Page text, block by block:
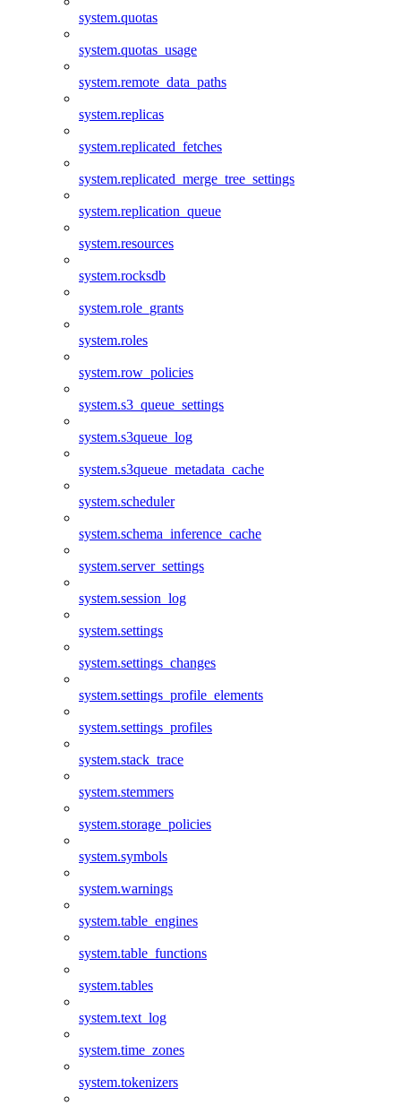
system.quotas
system.quotas_usage
system.remote_data_paths
system.replicas
system.replicated_fetches
system.replicated_merge_tree_settings
system.replication_queue
system.resources
system.rocksdb
system.role_grants
system.roles
system.row_policies
system.s3_queue_settings
system.s3queue_log
system.s3queue_metadata_cache
system.scheduler
system.schema_inference_cache
system.server_settings
system.session_log
system.settings
system.settings_changes
system.settings_profile_elements
system.settings_profiles
system.stack_trace
system.stemmers
system.storage_policies
system.symbols
system.warnings
system.table_engines
system.table_functions
system.tables
system.text_log
system.time_zones
system.tokenizers